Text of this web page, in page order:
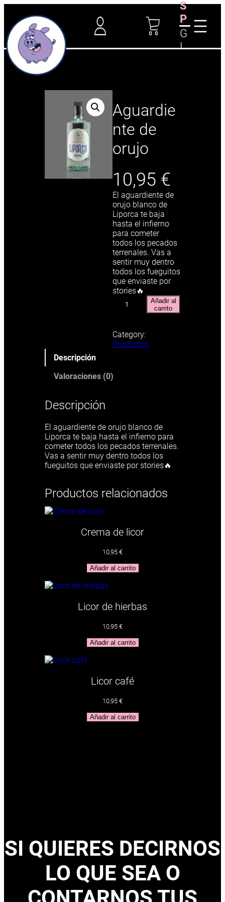
contenido
S
P
G
L
Aguardie
nte de
orujo
10,95 €
El aguardiente de
orujo blanco de
Liporca te baja
hasta el infierno
para cometer
todos los pecados
terrenales. Vas a
sentir muy dentro
todos los fueguitos
que enviaste por
stories🔥
r
d
n
o
r
u
j
o
n
t
a
d
Añadir al
carrito
Category:
Productos
Descripción
Valoraciones (0)
Descripción
El aguardiente de orujo blanco de
Liporca te baja hasta el infierno para
cometer todos los pecados terrenales.
Vas a sentir muy dentro todos los
fueguitos que enviaste por stories🔥
Productos relacionados
Crema de licor
10,95 €
Añadir al carrito
Licor de hierbas
10,95 €
Añadir al carrito
Licor café
10,95 €
Añadir al carrito
SI QUIERES DECIRNOS
LO QUE SEA O